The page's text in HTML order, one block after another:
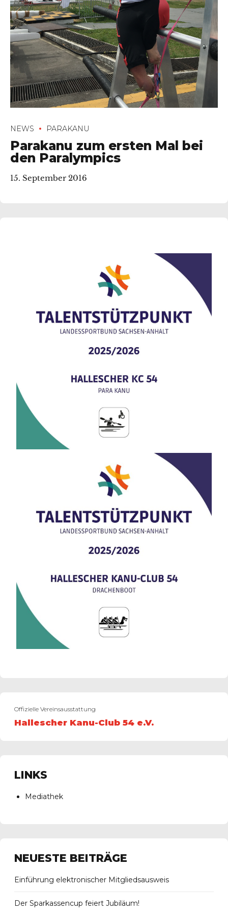
NEWS PARAKANU
Parakanu zum ersten Mal bei
den Paralympics
15. September 2016
Offizielle Vereinsausstattung
Hallescher Kanu-Club 54 e.V.
LINKS
Mediathek
NEUESTE BEITRÄGE
Einführung elektronischer Mitgliedsausweis
Der Sparkassencup feiert Jubiläum!